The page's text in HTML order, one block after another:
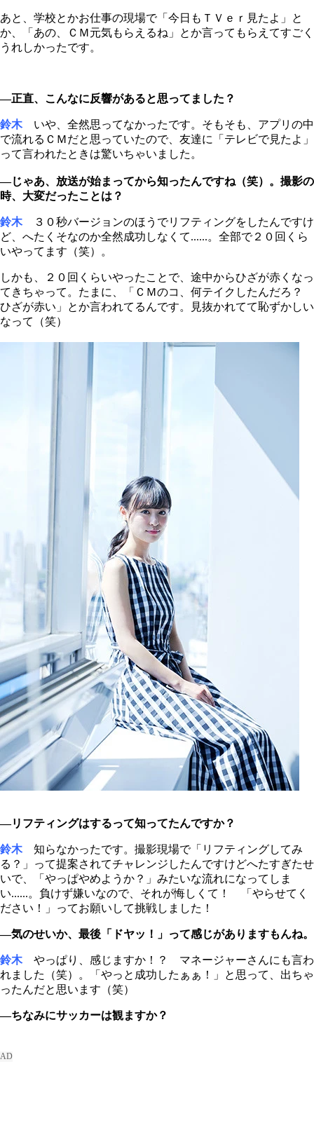
あと、学校とかお仕事の現場で「今日もＴＶｅｒ見たよ」と
か、「あの、ＣＭ元気もらえるね」とか言ってもらえてすごく
うれしかったです。
―正直、こんなに反響があると思ってました？
鈴木いや、全然思ってなかったです。そもそも、アプリの中
で流れるＣＭだと思っていたので、友達に「テレビで見たよ」
って言われたときは驚いちゃいました。
―じゃあ、放送が始まってから知ったんですね（笑）。撮影の
時、大変だったことは？
鈴木
３０秒バージョンのほうでリフティングをしたんですけ
ど、へたくそなのか全然成功しなくて......。全部で２０回くら
いやってます（笑）。
しかも、２０回くらいやったことで、途中からひざが赤くなっ
てきちゃって。たまに、「ＣＭのコ、何テイクしたんだろ？
ひざが赤い」とか言われてるんです。見抜かれてて恥ずかしい
なって（笑）
―リフティングはするって知ってたんですか？
鈴木知らなかったです。撮影現場で「リフティングしてみ
る？」って提案されてチャレンジしたんですけどへたすぎたせ
いで、「やっぱやめようか？」みたいな流れになってしま
い......。負けず嫌いなので、それが悔しくて！ 「やらせてく
ださい！」ってお願いして挑戦しました！
―気のせいか、最後「ドヤッ！」って感じがありますもんね。
鈴木やっぱり、感じますか！？ マネージャーさんにも言わ
れました（笑）。「やっと成功したぁぁ！」と思って、出ちゃ
ったんだと思います（笑）
―ちなみにサッカーは観ますか？